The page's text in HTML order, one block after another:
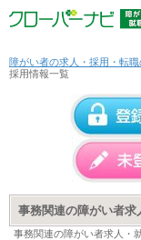
障がい者の求人・採用・転
採用情報一覧
事務関連の障がい者求
事務関連の障がい者求人・